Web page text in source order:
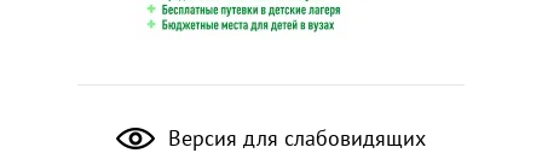
Версия для слабовидящих